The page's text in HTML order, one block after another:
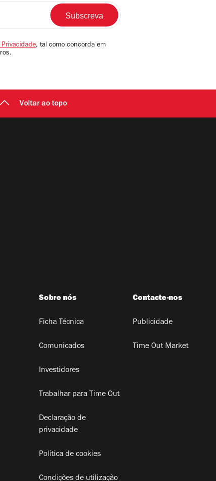
, tal como concorda em
Voltar ao topo
Sobre nós
Ficha Técnica
Comunicados
Investidores
Trabalhar para Time Out
Declaração de
privacidade
Política de cookies
Condições de utilização
Contacte-nos
Publicidade
Time Out Market